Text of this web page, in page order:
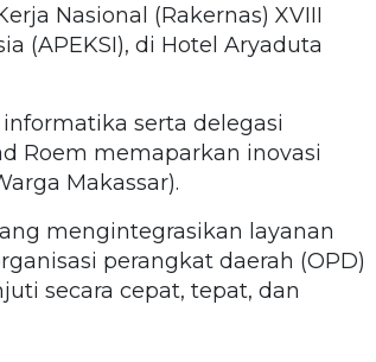
Nasional (Rakernas) XVIII
(APEKSI), di Hotel Aryaduta
serta delegasi
Roem memaparkan inovasi
Makassar).
mengintegrasikan layanan
perangkat daerah (OPD)
secara cepat, tepat, dan